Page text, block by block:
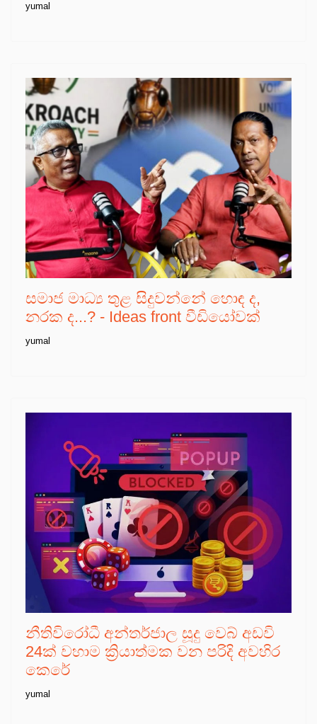
yumal
සමාජ මාධ්‍ය තුළ සිදුවන්නේ හොඳ ද,
නරක ද...? - Ideas front වීඩියෝවක්
yumal
නීතිවිරෝධී අන්තර්ජාල සූදු වෙබ් අඩවි
24ක් වහාම ක්‍රියාත්මක වන පරිදි අවහිර
කෙරේ
yumal